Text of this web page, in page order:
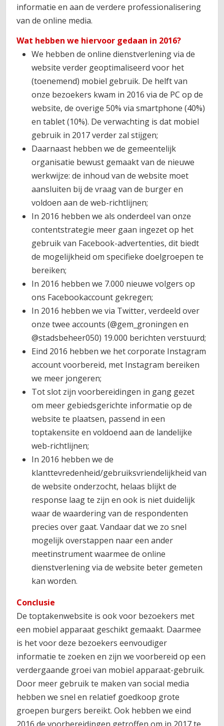
informatie en aan de verdere professionalisering
van de online media.
Wat hebben we hiervoor gedaan in 2016?
We hebben de online dienstverlening via de
website verder geoptimaliseerd voor het
(toenemend) mobiel gebruik. De helft van
onze bezoekers kwam in 2016 via de PC op de
website, de overige 50% via smartphone (40%)
en tablet (10%). De verwachting is dat mobiel
gebruik in 2017 verder zal stijgen;
Daarnaast hebben we de gemeentelijk
organisatie bewust gemaakt van de nieuwe
werkwijze: de inhoud van de website moet
aansluiten bij de vraag van de burger en
voldoen aan de web-richtlijnen;
In 2016 hebben we als onderdeel van onze
contentstrategie meer gaan ingezet op het
gebruik van Facebook-advertenties, dit biedt
de mogelijkheid om specifieke doelgroepen te
bereiken;
In 2016 hebben we 7.000 nieuwe volgers op
ons Facebookaccount gekregen;
In 2016 hebben we via Twitter, verdeeld over
onze twee accounts (@gem_groningen en
@stadsbeheer050) 19.000 berichten verstuurd;
Eind 2016 hebben we het corporate Instagram
account voorbereid, met Instagram bereiken
we meer jongeren;
Tot slot zijn voorbereidingen in gang gezet
om meer gebiedsgerichte informatie op de
website te plaatsen, passend in een
toptakensite en voldoend aan de landelijke
web-richtlijnen;
In 2016 hebben we de
klanttevredenheid/gebruiksvriendelijkheid van
de website onderzocht, helaas blijkt de
response laag te zijn en ook is niet duidelijk
waar de waardering van de respondenten
precies over gaat. Vandaar dat we zo snel
mogelijk overstappen naar een ander
meetinstrument waarmee de online
dienstverlening via de website beter gemeten
kan worden.
Conclusie
De toptakenwebsite is ook voor bezoekers met
een mobiel apparaat geschikt gemaakt. Daarmee
is het voor deze bezoekers eenvoudiger
informatie te zoeken en zijn we voorbereid op een
verdergaande groei van mobiel apparaat-gebruik.
Door meer gebruik te maken van social media
hebben we snel en relatief goedkoop grote
groepen burgers bereikt. Ook hebben we eind